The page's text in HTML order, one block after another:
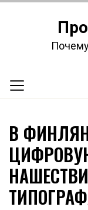
содержимому
В